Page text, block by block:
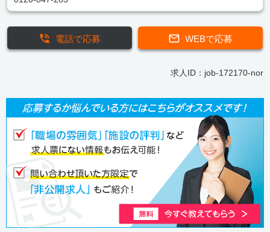
WEBで応募
電話で応募
求人ID：job-172170-nor